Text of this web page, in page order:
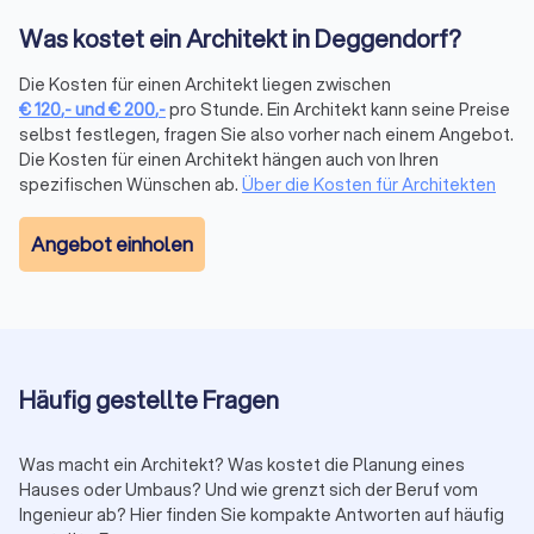
beim Bundesarchitektenkammer.
Trustlocal weist solche Mitgliedschaften transparent aus. So
erkennen Sie auf einen Blick, ob ein Architekt offiziell
eingetragen ist und nach den geltenden Berufsstandards
arbeitet. Bei Trustlocal überprüfen wir die Registrierung aller
Anbieter. So stellen wir sicher, dass nur professionelle
Architekten gelistet sind.
Jetzt Angebote vergleichen und Architekten
Ihre Vorteile mit Trustlocal:
Top 10 Bestenliste: auf Basis objektiver
Einfache Filterfunktion:nach Spezialisierung,
Qualitätssiegeln und Projekttyp
Bewertungen aus verschiedenen Plattformen
Was kostet ein Architekt in Deggendorf?
Die Kosten für einen Architekt liegen zwischen
€120,-und€200,-pro Stunde. Ein Architekt kann seine Preise
selbst festlegen, fragen Sie also vorher nach einem Angebot.
Die Kosten für einen Architekt hängen auch von Ihren
spezifischen Wünschen ab. Über die Kosten für Architekten
Angebot einholen
Häufig gestellte Fragen
Was macht ein Architekt? Was kostet die Planung eines
Hauses oder Umbaus? Und wie grenzt sich der Beruf vom
Ingenieur ab? Hier finden Sie kompakte Antworten auf häufig